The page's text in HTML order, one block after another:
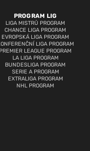
PROGRAM LIG
LIGA MISTRŮ PROGRAM
CHANCE LIGA PROGRAM
EVROPSKÁ LIGA PROGRAM
LIGA PROGRAM
PREMIER LEAGUE PROGRAM
LA LIGA PROGRAM
BUNDESLIGA PROGRAM
SERIE A PROGRAM
EXTRALIGA PROGRAM
NHL PROGRAM